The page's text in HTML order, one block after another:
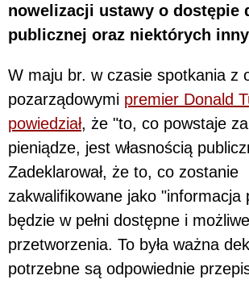
nowelizacji ustawy o dostępie
publicznej oraz niektórych
W maju br. w czasie spotkania z
pozarządowymi premier Donald
powiedział, że "to, co powstaje
pieniądze, jest własnością
Zadeklarował, że to, co zostanie
zakwalifikowane jako "informacja
będzie w pełni dostępne i
przetworzenia. To była ważna
potrzebne są odpowiednie